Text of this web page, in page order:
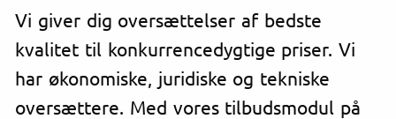
Vi giver dig oversættelser af bedste
kvalitet til konkurrencedygtige priser. Vi
har økonomiske, juridiske og tekniske
oversættere. Med vores tilbudsmodul på